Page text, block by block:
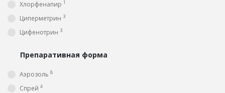
Хлорфенапир 1
Циперметрин 3
Цифенотрин 3
Препаративная форма
Аэрозоль 8
Спрей 4